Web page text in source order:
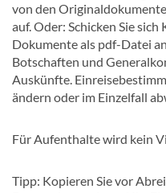
von den
auf. Oder: Schicken Sie
Dokumente als pdf-Datei
Botschaften und
Auskünfte.
ändern oder im Einzelfall
Für Aufenthalte wird kein
Tipp: Kopieren Sie vor